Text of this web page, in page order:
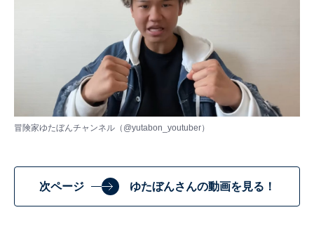
冒険家ゆたぼんチャンネル（ @yutabon_youtuber）
次ページ ゆたぼんさんの動画を見る！